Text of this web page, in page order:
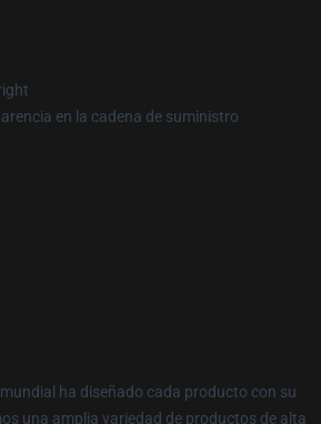
en la cadena de suministro
ha diseñado cada producto con su
una amplia variedad de productos de alta